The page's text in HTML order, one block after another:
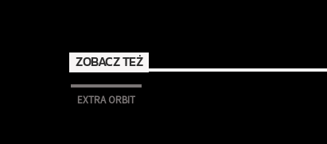
ZOBACZ TEŻ
EXTRA ORBIT